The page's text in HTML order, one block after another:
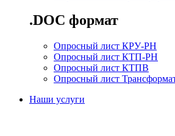
.DOC формат
Опросный лист КРУ-РН
Опросный лист КТП-РН
Опросный лист КТПВ
Опросный лист
Наши услуги